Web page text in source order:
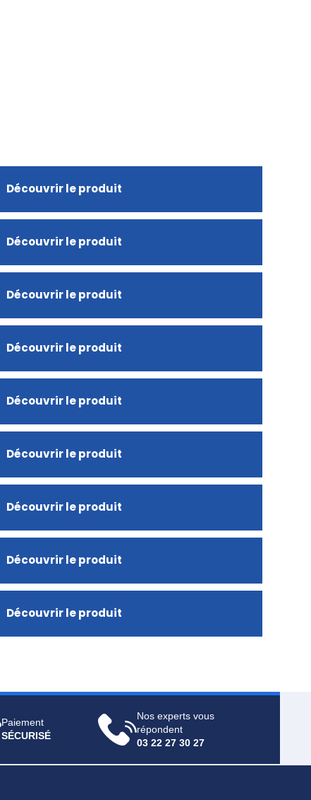
Découvrir le produit
Découvrir le produit
Découvrir le produit
Découvrir le produit
Découvrir le produit
Découvrir le produit
Découvrir le produit
Découvrir le produit
Découvrir le produit
Paiement
SÉCURISÉ
Nos experts vous
répondent
03 22 27 30 27